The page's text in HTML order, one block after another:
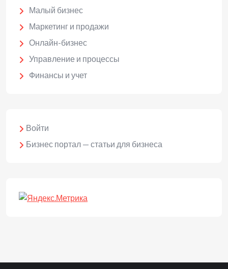
Малый бизнес
Маркетинг и продажи
Онлайн-бизнес
Управление и процессы
Финансы и учет
Войти
Бизнес портал — статьи для бизнеса